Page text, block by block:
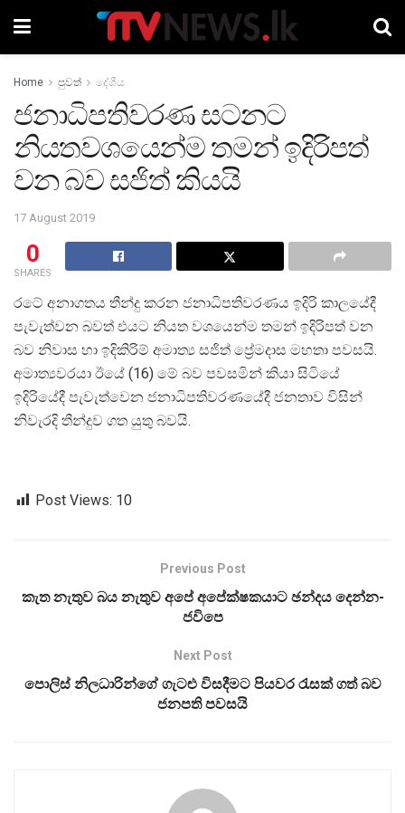
Home පුවත් දේශීය
ජනාධිපතිවරණ සටනට
නියතවශයෙන්ම තමන් ඉදිරිපත්
වන බව සජිත් කියයි
17 August 2019
0
SHARES
රටේ අනාගතය තීන්දු කරන ජනාධිපතිවරණය ඉදිරි කාලයේදී
පැවැත්වන බවත් එයට නියත වශයෙන්ම තමන් ඉදිරිපත් වන
බව නිවාස හා ඉදිකිරිම් අමාත්‍ය සජිත් ප්‍රේමදාස මහතා පවසයි.
අමාත්‍යවරයා ඊයේ (16) මේ බව පවසමින් කියා සිටියේ
ඉදිරියේදී පැවැත්වෙන ජනාධිපතිවරණයේදී ජනතාව විසින්
නිවැරදි තීන්දුව ගත යුතු බවයි.
Post Views: 10
Previous Post
කැත නැතුව බය නැතුව අපේ අපේක්ෂකයාට ඡන්දය දෙන්න-
ජවිපෙ
Next Post
පොලිස් නිලධාරින්ගේ ගැටළු විසදීමට පියවර රැසක් ගත් බව
ජනපති පවසයි